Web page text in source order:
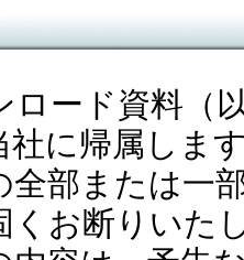
ロード資料（
社に帰属しま
全部または一
くお断りいた